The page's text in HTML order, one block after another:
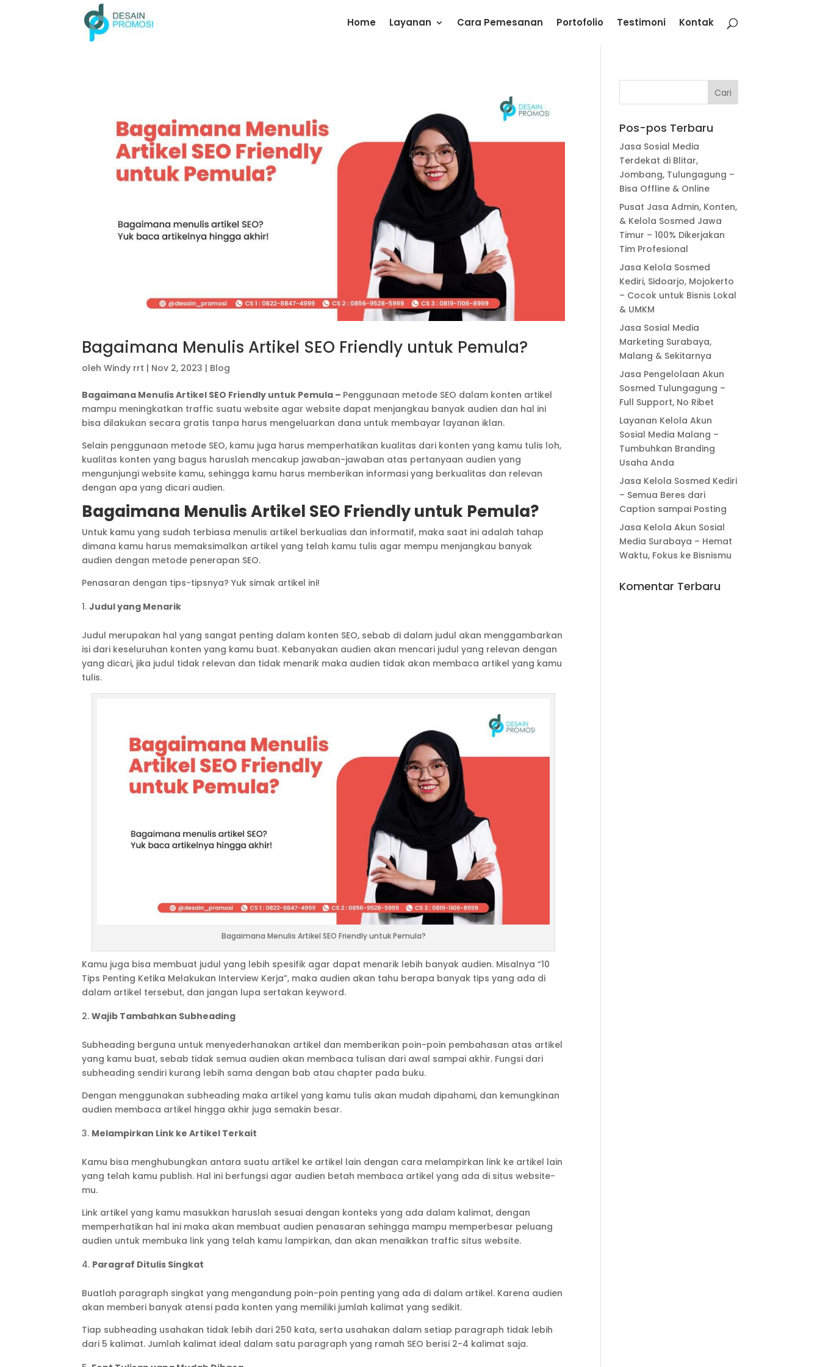
Home Layanan Cara Pemesanan Portofolio Testimoni Kontak
Bagaimana Menulis Artikel SEO Friendly untuk Pemula?
olehWindy rrt | Nov 2, 2023 | Blog
Bagaimana Menulis Artikel SEO Friendly untuk Pemula – Penggunaan metode SEO dalam konten artikel
mampu meningkatkan traffic suatu website agar website dapat menjangkau banyak audien dan hal ini
bisa dilakukan secara gratis tanpa harus mengeluarkan dana untuk membayar layanan iklan.
Selain penggunaan metode SEO, kamu juga harus memperhatikan kualitas dari konten yang kamu tulis loh,
kualitas konten yang bagus haruslah mencakup jawaban-jawaban atas pertanyaan audien yang
mengunjungi website kamu, sehingga kamu harus memberikan informasi yang berkualitas dan relevan
dengan apa yang dicari audien.
Bagaimana Menulis Artikel SEO Friendly untuk Pemula?
Untuk kamu yang sudah terbiasa menulis artikel berkualias dan informatif, maka saat ini adalah tahap
dimana kamu harus memaksimalkan artikel yang telah kamu tulis agar mempu menjangkau banyak
audien dengan metode penerapan SEO.
Penasaran dengan tips-tipsnya? Yuk simak artikel ini!
Judul yang Menarik
Judul merupakan hal yang sangat penting dalam konten SEO, sebab di dalam judul akan menggambarkan
isi dari keseluruhan konten yang kamu buat. Kebanyakan audien akan mencari judul yang relevan dengan
yang dicari, jika judul tidak relevan dan tidak menarik maka audien tidak akan membaca artikel yang kamu
tulis.
Bagaimana Menulis Artikel SEO Friendly untuk Pemula?
Kamu juga bisa membuat judul yang lebih spesifik agar dapat menarik lebih banyak audien. Misalnya “10
Tips Penting Ketika Melakukan Interview Kerja”, maka audien akan tahu berapa banyak tips yang ada di
dalam artikel tersebut, dan jangan lupa sertakan keyword.
Wajib Tambahkan Subheading
Subheading berguna untuk menyederhanakan artikel dan memberikan poin-poin pembahasan atas artikel
yang kamu buat, sebab tidak semua audien akan membaca tulisan dari awal sampai akhir. Fungsi dari
subheading sendiri kurang lebih sama dengan bab atau chapter pada buku.
Dengan menggunakan subheading maka artikel yang kamu tulis akan mudah dipahami, dan kemungkinan
audien membaca artikel hingga akhir juga semakin besar.
Melampirkan Link ke Artikel Terkait
Kamu bisa menghubungkan antara suatu artikel ke artikel lain dengan cara melampirkan link ke artikel lain
yang telah kamu publish. Hal ini berfungsi agar audien betah membaca artikel yang ada di situs website-
mu.
Link artikel yang kamu masukkan haruslah sesuai dengan konteks yang ada dalam kalimat, dengan
memperhatikan hal ini maka akan membuat audien penasaran sehingga mampu memperbesar peluang
audien untuk membuka link yang telah kamu lampirkan, dan akan menaikkan traffic situs website.
Paragraf Ditulis Singkat
Buatlah paragraph singkat yang mengandung poin-poin penting yang ada di dalam artikel. Karena audien
akan memberi banyak atensi pada konten yang memiliki jumlah kalimat yang sedikit.
Tiap subheading usahakan tidak lebih dari 250 kata, serta usahakan dalam setiap paragraph tidak lebih
dari 5 kalimat. Jumlah kalimat ideal dalam satu paragraph yang ramah SEO berisi 2-4 kalimat saja.
Pos-pos Terbaru
Jasa Sosial Media
Terdekat di Blitar,
Jombang, Tulungagung –
Bisa Offline & Online
Pusat Jasa Admin, Konten,
& Kelola Sosmed Jawa
Timur – 100% Dikerjakan
Tim Profesional
Jasa Kelola Sosmed
Kediri, Sidoarjo, Mojokerto
– Cocok untuk Bisnis Lokal
& UMKM
Jasa Sosial Media
Marketing Surabaya,
Malang & Sekitarnya
Jasa Pengelolaan Akun
Sosmed Tulungagung –
Full Support, No Ribet
Layanan Kelola Akun
Sosial Media Malang –
Tumbuhkan Branding
Usaha Anda
Jasa Kelola Sosmed Kediri
– Semua Beres dari
Caption sampai Posting
Jasa Kelola Akun Sosial
Media Surabaya – Hemat
Waktu, Fokus ke Bisnismu
Komentar Terbaru